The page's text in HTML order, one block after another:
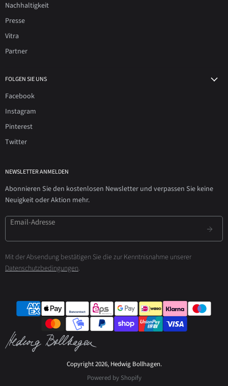
Nachhaltigkeit
Presse
Vitra
Partner
FOLGEN SIE UNS
Facebook
Instagram
Pinterest
Twitter
NEWSLETTER ANMELDEN
Abonnieren Sie den kostenlosen Newsletter und verpassen Sie keine
Neuigkeit oder Aktion mehr.
Email-Adresse
Mit der Absendung bestätigen Sie die zur Kenntnisnahme unserer
Datenschutzbedingungen.
Copyright 2026, Hedwig Bollhagen.
Powered by Shopify